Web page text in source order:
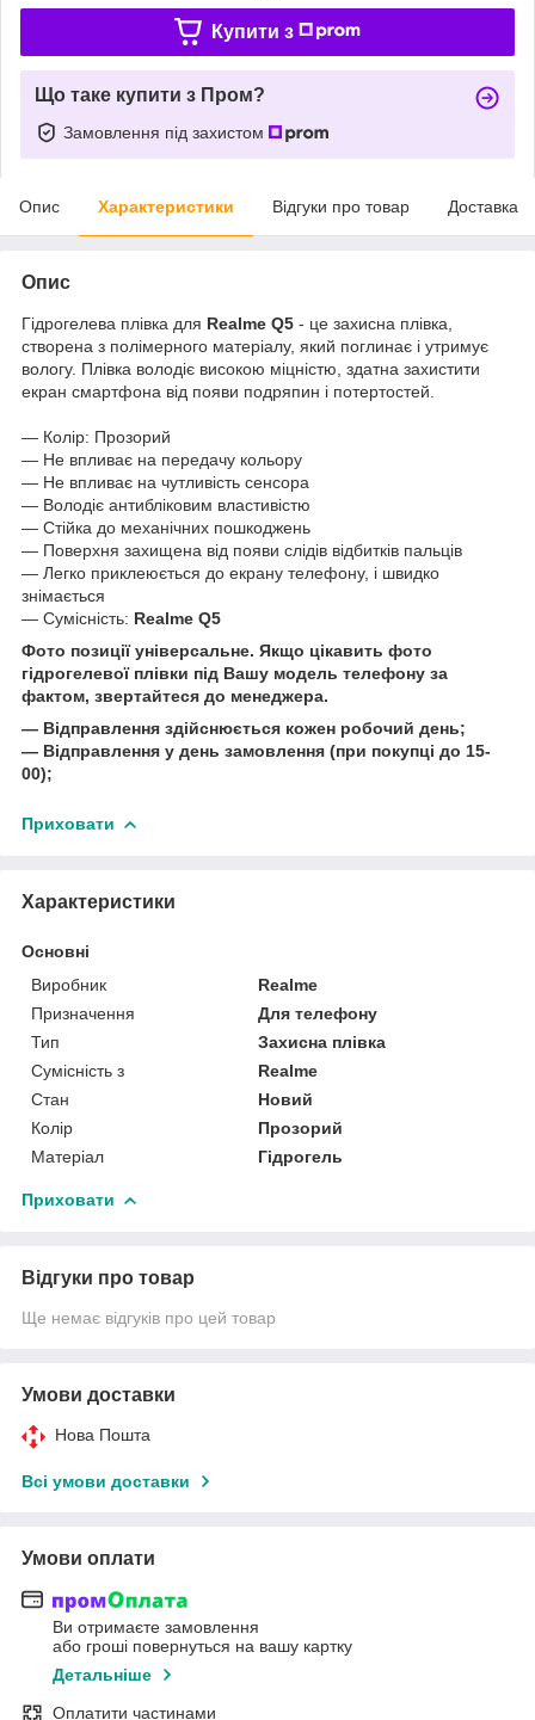
Купити з
Що таке купити з Пром?
Замовлення під захистом
Опис Характеристики Відгуки про товар Доставка
Опис
Гідрогелева плівка для Realme Q5 - це захисна плівка,
створена з полімерного матеріалу, який поглинає і утримує
вологу. Плівка володіє високою міцністю, здатна захистити
екран смартфона від появи подряпин і потертостей.
― Колір: Прозорий
― Не впливає на передачу кольору
― Не впливає на чутливість сенсора
― Володіє антибліковим властивістю
― Стійка до механічних пошкоджень
― Поверхня захищена від появи слідів відбитків пальців
― Легко приклеюється до екрану телефону, і швидко
знімається
― Сумісність: Realme Q5
Фото позиції універсальне. Якщо цікавить фото
гідрогелевої плівки під Вашу модель телефону за
фактом, звертайтеся до менеджера.
― Відправлення здійснюється кожен робочий день;
― Відправлення у день замовлення (при покупці до 15-
00);
Приховати
Характеристики
Основні
Виробник
Realme
Призначення
Для телефону
Тип
Захисна плівка
Сумісність з
Realme
Стан
Новий
Колір
Прозорий
Матеріал
Гідрогель
Приховати
Відгуки про товар
Ще немає відгуків про цей товар
Умови доставки
Нова Пошта
Всі умови доставки
Умови оплати
Ви отримаєте замовлення
або гроші повернуться на вашу картку
Детальніше
Оплатити частинами